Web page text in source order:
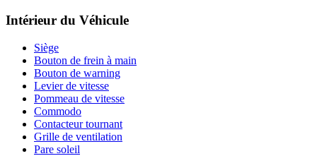
Intérieur du Véhicule
Siège
Bouton de frein à main
Bouton de warning
Levier de vitesse
Pommeau de vitesse
Commodo
Contacteur tournant
Grille de ventilation
Pare soleil